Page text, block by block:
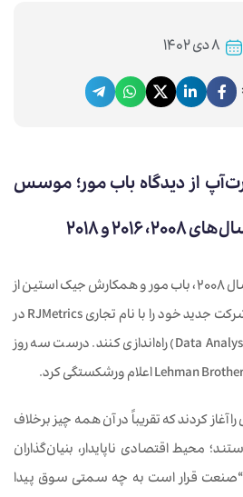
۸ دی ۱۴۰۲
از دیدگاه باب مور؛ موسس
و 2018
در یک روز بارانی در سپتامبر سال 2008، باب مور و همکارش جیک استین از
شغل خود انصراف دادند تا شرکت جدید خود را با نام تجاری RJMetrics در
حوزه تجزیه و تحلیل داده (Data Analysis) راه‌اندازی کنند. درست سه روز
کردند که تقریباً در آن همه چیز برخلاف
محیط اقتصادی ناپایدار، بنیان‌گذاران
“صنعت قرار است به چه سمتی سوق پیدا